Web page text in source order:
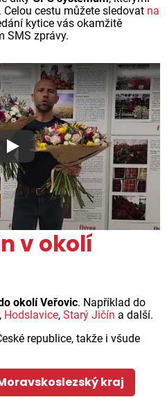
cestu můžete sledovat na
kytice vás okamžitě
SMS zprávy.
Proč jsou květiny z Florea
v okolí
okolí Veřovic. Například do
, Hodslavice, Starý Jičín a další.
republice, takže i všude
kraj